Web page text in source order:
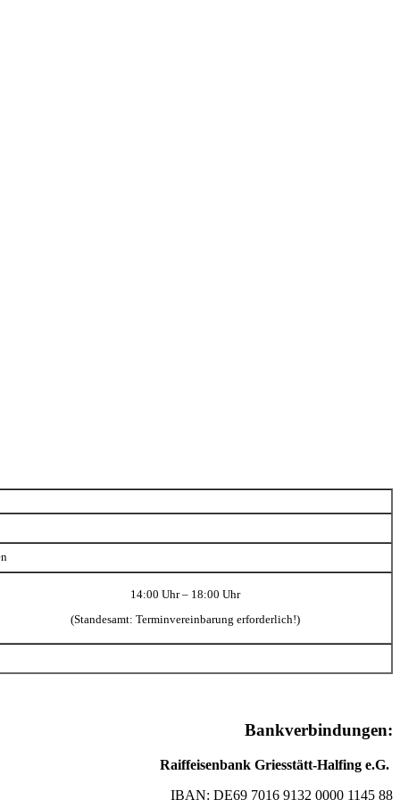
14:00 Uhr – 18:00 Uhr
(Standesamt: Terminvereinbarung erforderlich!)
Bankverbindungen:
Raiffeisenbank Griesstätt-Halfing e.G.
IBAN: DE69 7016 9132 0000 1145 88